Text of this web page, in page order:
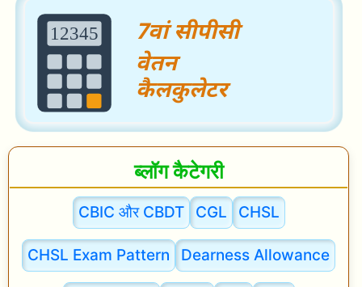
ब्लॉग कैटेगरी
CBIC और CBDT CGL CHSL
CHSL Exam Pattern Dearness Allowance